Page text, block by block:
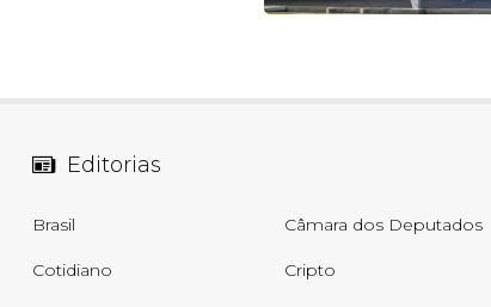
Editorias
Brasil Câmara dos Deputados
Cotidiano Cripto